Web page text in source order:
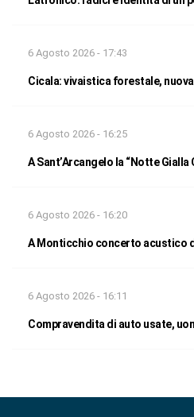
6 Agosto 2026 - 17:43
Cicala: vivaistica forestale,
6 Agosto 2026 - 16:25
A Sant’Arcangelo la “Notte
6 Agosto 2026 - 16:20
A Monticchio concerto acustico
6 Agosto 2026 - 16:11
Compravendita di auto usate,